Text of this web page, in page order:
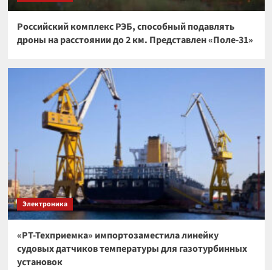
Российский комплекс РЭБ, способный подавлять
дроны на расстоянии до 2 км. Представлен «Поле-31»
Электроника
«РТ-Техприемка» импортозаместила линейку
судовых датчиков температуры для газотурбинных
установок